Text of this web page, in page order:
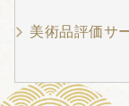
美術品評価サ